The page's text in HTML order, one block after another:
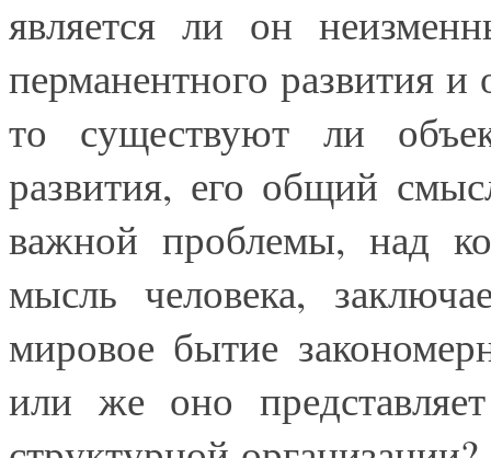
является ли он
перманентного развития и
то существуют ли
развития, его общий
важной проблемы, над
мысль человека,
мировое бытие
или же оно